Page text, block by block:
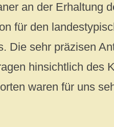
an der Erhaltung
für den
Die sehr präzisen
hinsichtlich des
waren für uns